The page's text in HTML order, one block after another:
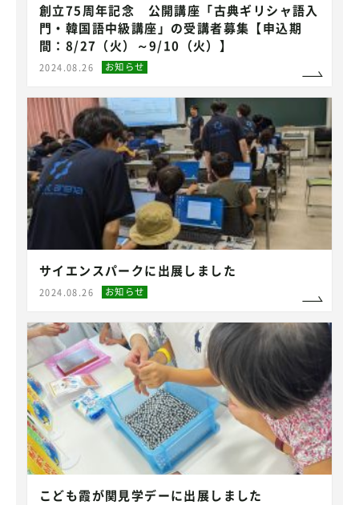
創立75周年記念 公開講座「古典ギリシャ語入
門・韓国語中級講座」の受講者募集【申込期
間：8/27（火）～9/10（火）】
2024.08.26 お知らせ
サイエンスパークに出展しました
2024.08.26 お知らせ
こども霞が関見学デーに出展しました